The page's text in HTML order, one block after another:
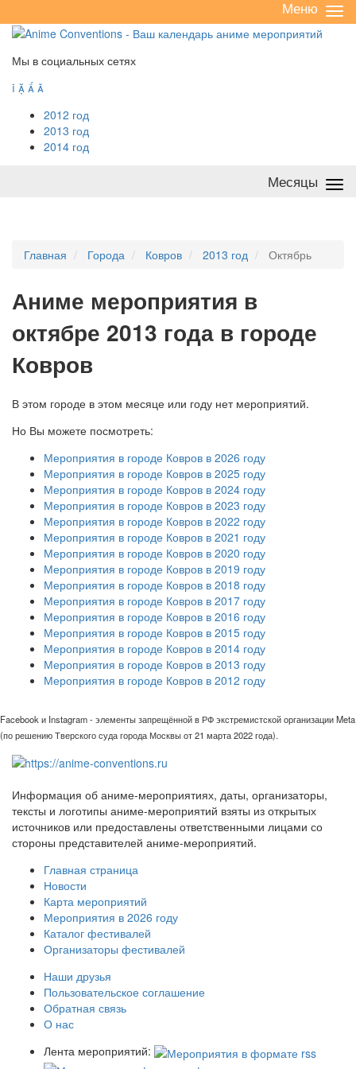
/
Меню
Мы в социальных сетях
   
2012 год
2013 год
2014 год
Месяцы
Главная Города Ковров 2013 год Октябрь
Аниме мероприятия в
октябре 2013 года в городе
Ковров
В этом городе в этом месяце или году нет мероприятий.
Но Вы можете посмотреть:
Мероприятия в городе Ковров в 2026 году
Мероприятия в городе Ковров в 2025 году
Мероприятия в городе Ковров в 2024 году
Мероприятия в городе Ковров в 2023 году
Мероприятия в городе Ковров в 2022 году
Мероприятия в городе Ковров в 2021 году
Мероприятия в городе Ковров в 2020 году
Мероприятия в городе Ковров в 2019 году
Мероприятия в городе Ковров в 2018 году
Мероприятия в городе Ковров в 2017 году
Мероприятия в городе Ковров в 2016 году
Мероприятия в городе Ковров в 2015 году
Мероприятия в городе Ковров в 2014 году
Мероприятия в городе Ковров в 2013 году
Мероприятия в городе Ковров в 2012 году
Facebook и Instagram - элементы запрещённой в РФ экстремистской организации Meta
(по решению Тверского суда города Москвы от 21 марта 2022 года).
Информация об аниме-мероприятиях, даты, организаторы,
тексты и логотипы аниме-мероприятий взяты из открытых
источников или предоставлены ответственными лицами со
стороны представителей аниме-мероприятий.
Главная страница
Новости
Карта мероприятий
Мероприятия в 2026 году
Каталог фестивалей
Организаторы фестивалей
Наши друзья
Пользовательское соглашение
Обратная связь
О нас
Лента мероприятий: